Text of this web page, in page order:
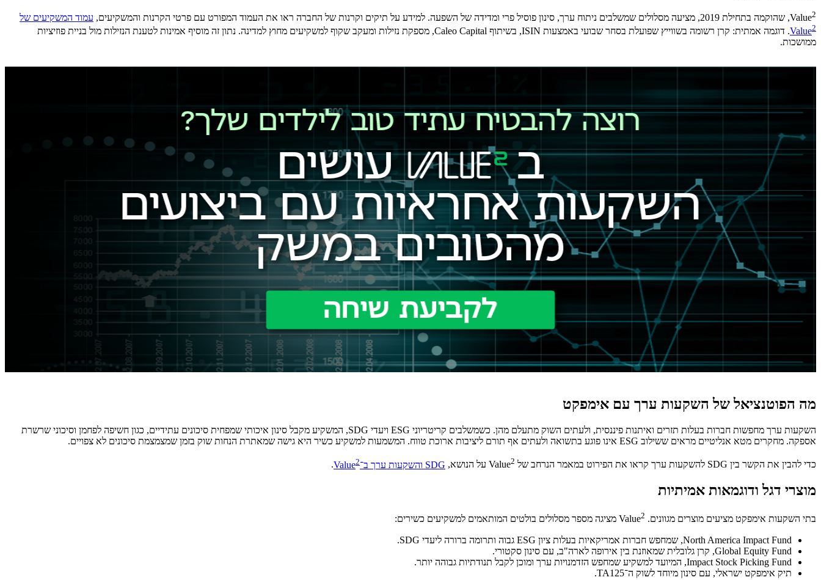
Value2 , שהוקמה בתחילת 2019, מציעה מסלולים שמשלבים ניתוח ערך, סינון פוסיל פרי ומדידה של השפעה. למידע על תיקים וקרנות של החברה ראו את העמוד המפורט עם פרטי הקרנות והמשקיעים,
עמוד המשקיעים של
Value2
. דוגמה אמתית: קרן רשומה בשווייץ שפועלת בסחר שבועי באמצעות ISIN, בשיתוף Caleo Capital, מספקת נזילות ומעקב שקוף למשקיעים מחוץ למדינה. נתון זה מוסיף אמינות לטענת הנזילות מול בניית פוזיציות
ממושכות.
מה הפוטנציאל של השקעות ערך עם אימפקט
השקעות ערך מחפשות חברות בעלות תזרים ואיתנות פיננסית, ולעתים השוק מתעלם מהן. כשמשלבים קריטריוני ESG ויעדי SDG, המשקיע מקבל סינון איכותי שמפחית סיכונים עתידיים, כגון חשיפה לפחמן וסיכוני שרשרת
אספקה. מחקרים מטא אנליטיים מראים ששילוב ESG אינו פוגע בתשואה ולעתים אף תורם ליציבות ארוכת טווח. המשמעות למשקיע כשיר היא גישה שמאתרת הנחות שוק בזמן שמצמצמת סיכונים לא צפויים.
כדי להבין את הקשר בין SDG להשקעות ערך קראו את הפירוט במאמר הנרחב של Value 2 על הנושא, SDG והשקעות ערך ב־Value 2
.
מוצרי דגל ודוגמאות אמיתיות
בתי השקעות אימפקט מציעים מוצרים מגוונים. Value 2
מציגה מספר מסלולים בולטים המותאמים למשקיעים כשירים:
North America Impact Fund, שמחפש חברות אמריקאיות בעלות ציון ESG גבוה ותרומה ברורה ליעדי SDG.
Global Equity Fund, קרן גלובלית שמאוזנת בין אירופה לארה"ב, עם סינון סקטורי.
Impact Stock Picking Fund, המיועד למשקיע שמחפש הזדמנויות ערך ומוכן לקבל תנודתיות גבוהה יותר.
תיק אימפקט ישראלי, עם סינון מיוחד לשוק ה־TA125.